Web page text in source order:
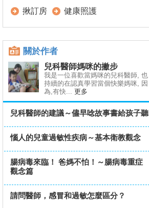
揪訂房
健康照護
關於作者
兒科醫師媽咪的撇步
我是一位喜歡當媽咪的兒科醫師, 也
持續的在認真學習當個快樂媽咪, 因
為,有快... 更多
兒科醫師的建議～儘早唸故事書給孩子聽
惱人的兒童過敏性疾病～基本衛教觀念
腸病毒來臨！ 爸媽不怕！～腸病毒重症
觀念篇
請問醫師，感冒和過敏怎麼區分？